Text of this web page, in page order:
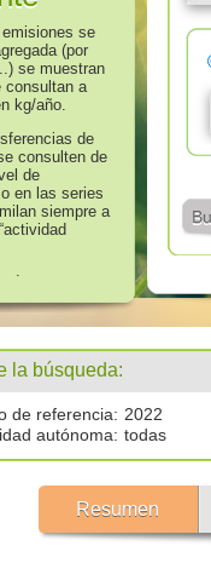
se
(por
se muestran
consultan a
kg/año.
de
consulten de
de
en las series
siempre a
en
hasta
II “Lista de
Decreto
que regula
sobre
E - PRTR
ambientales
respecto al
todas las
de cero
la búsqueda:
de referencia: 2022
autónoma: todas
Resumen